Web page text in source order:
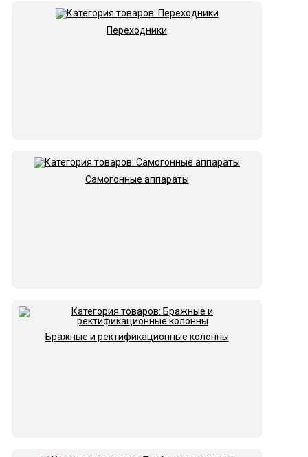
Переходники
Самогонные аппараты
Бражные и ректификационные колонны